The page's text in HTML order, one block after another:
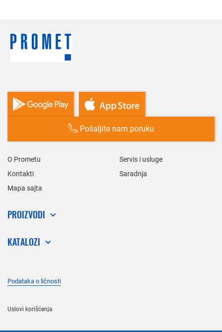
Pošaljite nam poruku
O Prometu
Servis i usluge
Kontakti
Saradnja
Mapa sajta
PROIZVODI
KATALOZI
Podataka o ličnosti
Uslovi korišćenja